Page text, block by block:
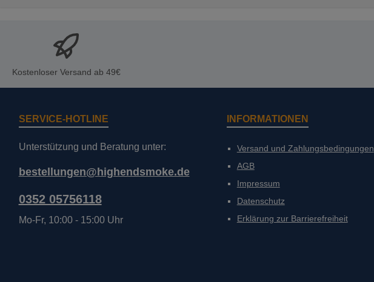
Kostenloser Versand ab 49€
SERVICE-HOTLINE
Unterstützung und Beratung unter:
bestellungen@highendsmoke.de
0352 05756118
Mo-Fr, 10:00 - 15:00 Uhr
INFORMATIONEN
Versand und Zahlungsbedingungen
AGB
Impressum
Datenschutz
Erklärung zur Barrierefreiheit